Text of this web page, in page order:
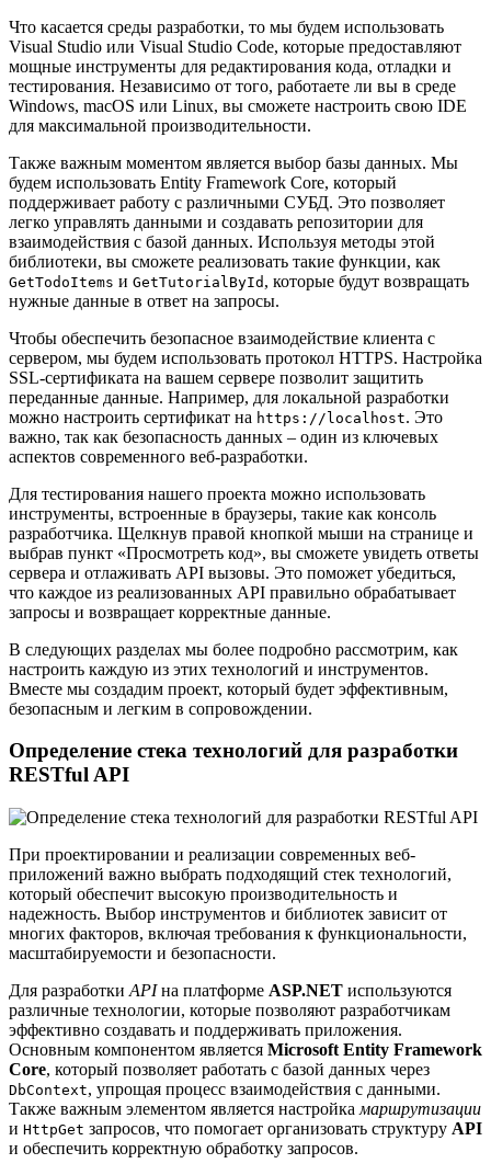
Что касается среды разработки, то мы будем использовать
Visual Studio или Visual Studio Code, которые предоставляют
мощные инструменты для редактирования кода, отладки и
тестирования. Независимо от того, работаете ли вы в среде
Windows, macOS или Linux, вы сможете настроить свою IDE
для максимальной производительности.
Также важным моментом является выбор базы данных. Мы
будем использовать Entity Framework Core, который
поддерживает работу с различными СУБД. Это позволяет
легко управлять данными и создавать репозитории для
взаимодействия с базой данных. Используя методы этой
библиотеки, вы сможете реализовать такие функции, как
GetTodoItems и GetTutorialById , которые будут возвращать
нужные данные в ответ на запросы.
Чтобы обеспечить безопасное взаимодействие клиента с
сервером, мы будем использовать протокол HTTPS. Настройка
SSL-сертификата на вашем сервере позволит защитить
переданные данные. Например, для локальной разработки
можно настроить сертификат на https://localhost. Это
важно, так как безопасность данных – один из ключевых
аспектов современного веб-разработки.
Для тестирования нашего проекта можно использовать
инструменты, встроенные в браузеры, такие как консоль
разработчика. Щелкнув правой кнопкой мыши на странице и
выбрав пункт «Просмотреть код», вы сможете увидеть ответы
сервера и отлаживать API вызовы. Это поможет убедиться,
что каждое из реализованных API правильно обрабатывает
запросы и возвращает корректные данные.
В следующих разделах мы более подробно рассмотрим, как
настроить каждую из этих технологий и инструментов.
Вместе мы создадим проект, который будет эффективным,
безопасным и легким в сопровождении.
Определение стека технологий для разработки
RESTful API
При проектировании и реализации современных веб-
приложений важно выбрать подходящий стек технологий,
который обеспечит высокую производительность и
надежность. Выбор инструментов и библиотек зависит от
многих факторов, включая требования к функциональности,
масштабируемости и безопасности.
Для разработки APIна платформе ASP.NET используются
различные технологии, которые позволяют разработчикам
эффективно создавать и поддерживать приложения.
Основным компонентом является Microsoft Entity Framework
Core, который позволяет работать с базой данных через
DbContext, упрощая процесс взаимодействия с данными.
Также важным элементом является настройка маршрутизации
и HttpGet запросов, что помогает организовать структуру API
и обеспечить корректную обработку запросов.